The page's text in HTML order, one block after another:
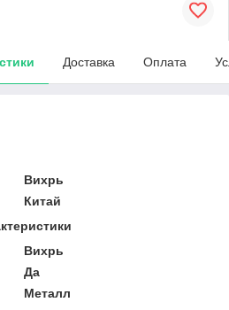
Доставка Оплата
Вихрь
Китай
Вихрь
Да
Металл